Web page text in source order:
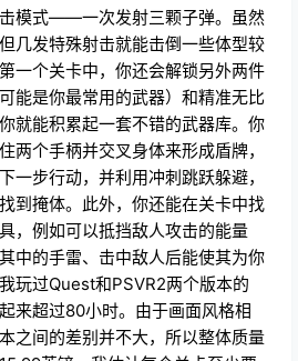
两个手柄并交叉身体来形成盾牌，
一步行动，并利用冲刺跳跃躲避，
到掩体。此外，你还能在关卡中找
，例如可以抵挡敌人攻击的能量
中的手雷、击中敌人后能使其为你
玩过Quest和PSVR2两个版本的
来超过80小时。由于画面风格相
之间的差别并不大，所以整体质量
英镑，我估计每个关卡至少要
个世界通关后还要挑战3个Boss。
简直太划算了，绝对值得入手。